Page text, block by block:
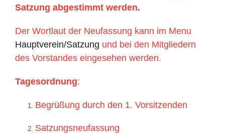
Satzung abgestimmt werden.
Der Wortlaut der Neufassung kann im Menu
Hauptverein/Satzung und bei den Mitgliedern
des Vorstandes eingesehen werden.
Tagesordnung:
Begrüßung durch den 1. Vorsitzenden
Satzungsneufassung